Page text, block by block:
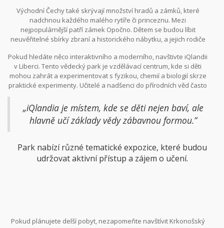
pohádkovém světě. Oblast je dobře značená a umožňuje různé
trasy podle obtížnosti, což je ideální, pokud cestujete s dětmi.
Východní Čechy také skrývají množství hradů a zámků, které
nadchnou každého malého rytíře či princeznu. Mezi
nejpopulárnější patří zámek Opočno. Dětem se budou líbit
neuvěřitelné sbírky zbraní a historického nábytku, a jejich rodiče
Historie se v Opočně prolíná s příběhy a legendami, které budou
nadšeně vyprávět průvodci.
Pokud hledáte něco interaktivního a moderního, navštivte iQlandii
v Liberci. Tento vědecký park je vzdělávací centrum, kde si děti
mohou zahrát a experimentovat s fyzikou, chemií a biologií skrze
praktické experimenty. Učitelé a nadšenci do přírodních věd často
„iQlandia je místem, kde se děti nejen baví, ale
hlavně učí základy vědy zábavnou formou.”
Park nabízí různé tematické expozice, které budou
udržovat aktivní přístup a zájem o učení.
Pokud plánujete delší pobyt, nezapomeňte navštívit Krkonošský